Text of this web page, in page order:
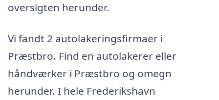
oversigten herunder.
Vi fandt 2 autolakeringsfirmaer i
Præstbro. Find en autolakerer eller
håndværker i Præstbro og omegn
herunder. I hele Frederikshavn